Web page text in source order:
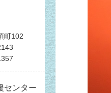
町102
センター